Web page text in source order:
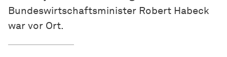
Bundeswirtschaftsminister Robert Habeck
war vor Ort.